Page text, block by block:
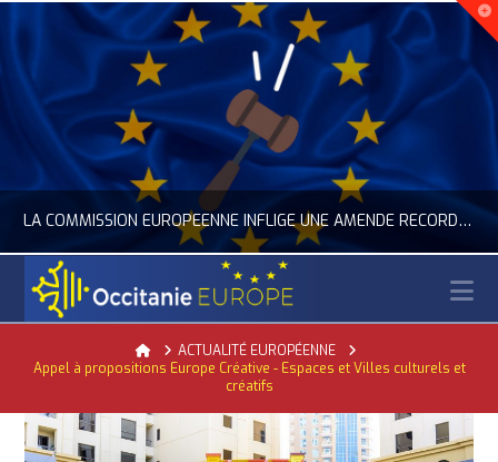
LA COMMISSION EUROPÉENNE INFLIGE UNE AMENDE RECORD À GOOGLE
ACTUALITÉ DE L'UNION EUROPÉENNE, ACTUALITÉ DE LA REPRÉSENTATION D’OCCITANIE EUROPE, NUMÉRIQUE- DIGITAL
JUILLET 24, 2026
HomeACTUALITÉ EUROPÉENNE
Appel à propositions Europe Créative - Espaces et Villes culturels et
créatifs